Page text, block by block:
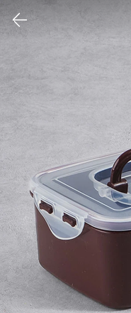
클릭 시 이미지 확대 보기 팝업 열림